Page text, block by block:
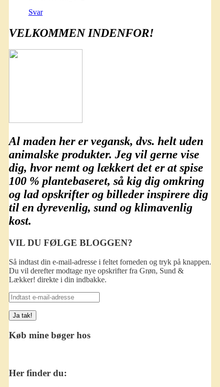
Svar
VELKOMMEN INDENFOR!
Al maden her ervegansk, dvs. helt uden
animalske produkter. Jeg vil gerne vise
dig, hvor nemt og lækkert det er at spise
100 % plantebaseret, så kig dig omkring
og lad opskrifter og billeder inspirere dig
til en dyrevenlig, sund og klimavenlig
kost.
VIL DU FØLGE BLOGGEN?
Så indtast din e-mail-adresse i feltet forneden og tryk på knappen.
Du vil derefter modtage nye opskrifter fra Grøn, Sund &
Lækker! direkte i din indbakke.
Indtast
e-
mail-
adresse
Køb mine bøger hos
Her finder du: